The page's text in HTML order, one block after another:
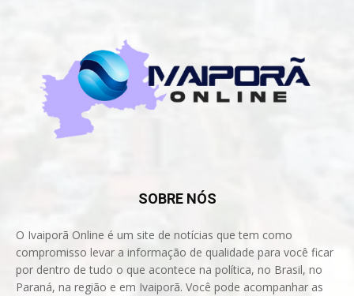
SOBRE NÓS
O Ivaiporã Online é um site de notícias que tem como
compromisso levar a informação de qualidade para você ficar
por dentro de tudo o que acontece na política, no Brasil, no
Paraná, na região e em Ivaiporã. Você pode acompanhar as